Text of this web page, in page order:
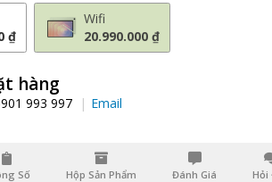
₫
Wifi
20.990.000 ₫
hàng
993 997 Email
Số Hộp Sản Phẩm Đánh Giá Hỏi